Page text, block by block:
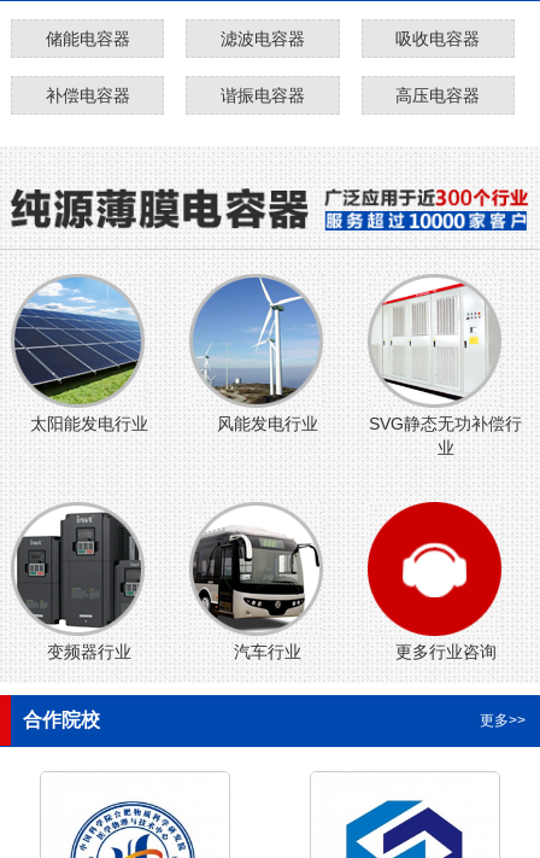
储能电容器 滤波电容器 吸收电容器
补偿电容器 谐振电容器 高压电容器
太阳能发电行业 风能发电行业
SVG静态无功补偿行
业
变频器行业 汽车行业 更多行业咨询
合作院校 更多>>